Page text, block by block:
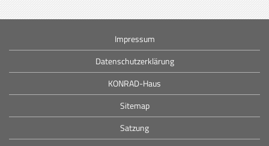
Impressum
Datenschutzerklärung
KONRAD-Haus
Sitemap
Satzung